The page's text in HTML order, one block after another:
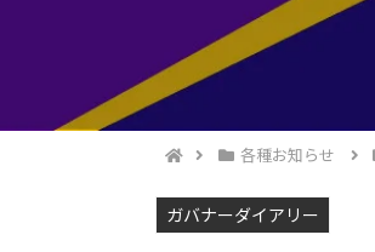
各種お知らせ
ガバナーダイアリー